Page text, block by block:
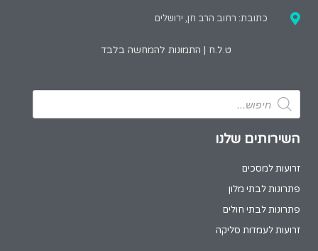
כתובת: רחוב הרב חן, ירושלים
ט.ל.ח | התמונות להמחשה בלבד
השירותים שלנו
זרועות למסכים
פתרונות לבתי מלון
פתרונות לבתי חולים
זרועות לעמדות סליקה